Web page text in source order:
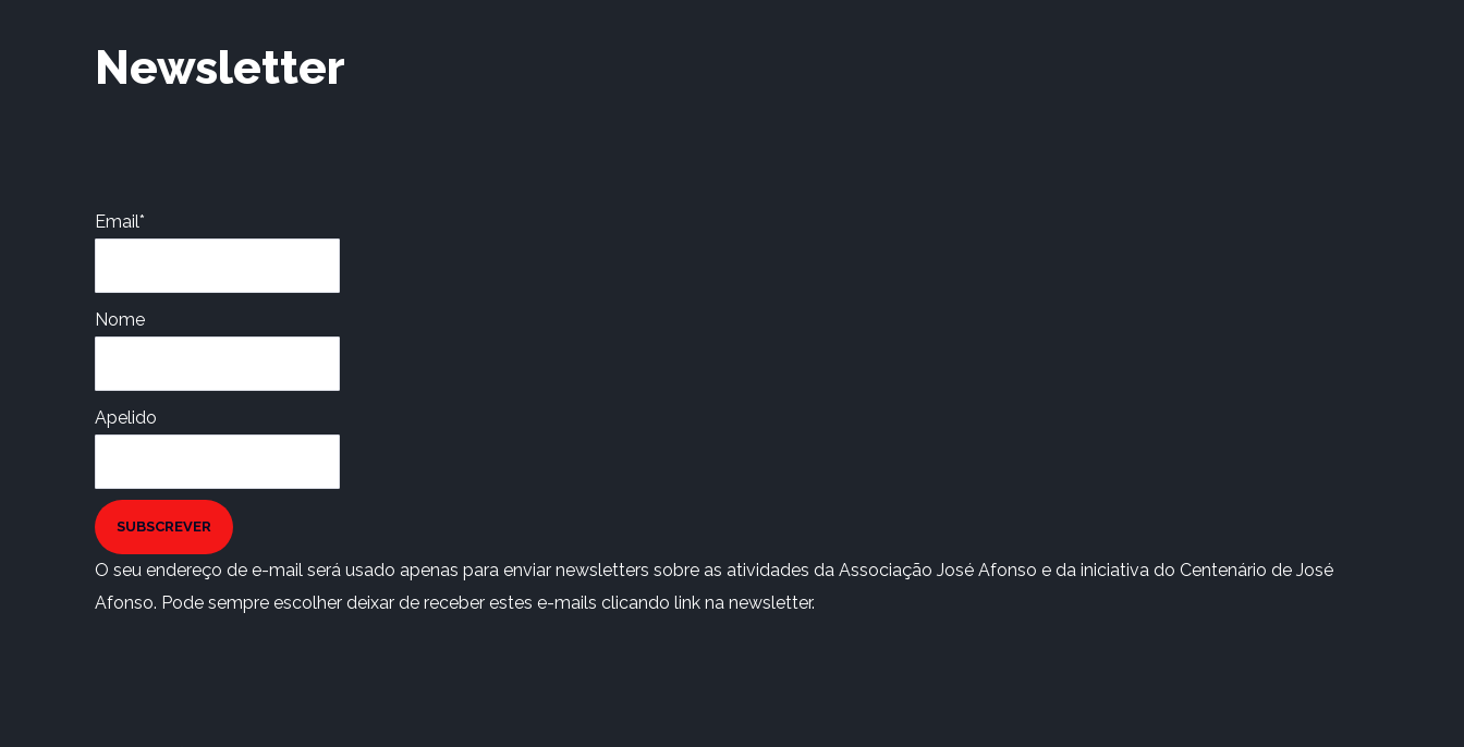
Newsletter
Email*
Nome
Apelido
SUBSCREVER
O seu endereço de e-mail será usado apenas para enviar newsletters sobre as atividades da Associação José Afonso e da iniciativa do Centenário de José
Afonso. Pode sempre escolher deixar de receber estes e-mails clicando link na newsletter.